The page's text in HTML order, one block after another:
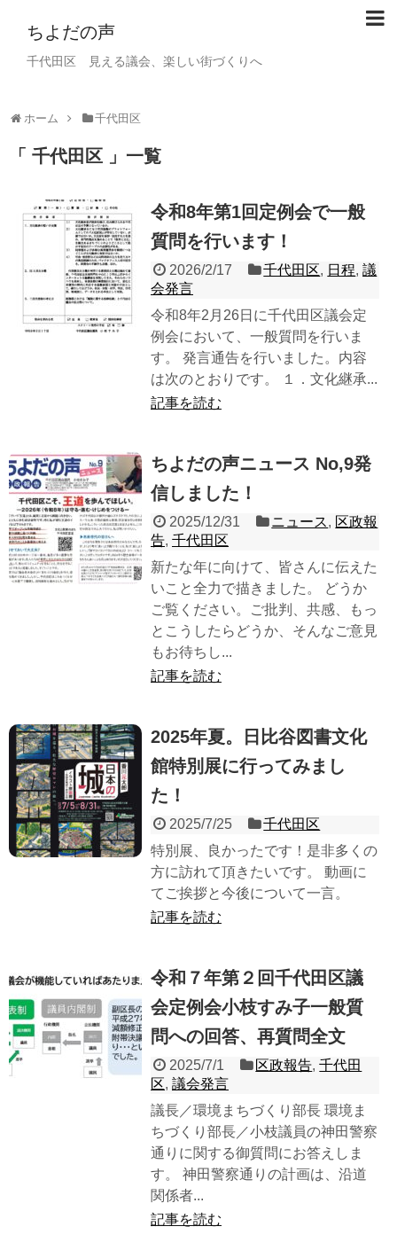
ちよだの声
千代田区 見える議会、楽しい街づくりへ
ホーム 千代田区
千代田区 一覧
令和8年第1回定例会で一般
質問を行います！
2026/2/17 千代田区, 日程,議
会発言
令和8年2月26日に千代田区議会定
例会において、一般質問を行いま
す。 発言通告を行いました。内容
は次のとおりです。 １．文化継承...
記事を読む
ちよだの声ニュース No,9発
信しました！
2025/12/31 ニュース, 区政報
告, 千代田区
新たな年に向けて、皆さんに伝えた
いこと全力で描きました。 どうか
ご覧ください。ご批判、共感、もっ
とこうしたらどうか、そんなご意見
もお待ちし...
記事を読む
2025年夏。日比谷図書文化
館特別展に行ってみまし
た！
2025/7/25
千代田区
特別展、良かったです！是非多くの
方に訪れて頂きたいです。 動画に
てご挨拶と今後について一言。
記事を読む
令和７年第２回千代田区議
会定例会小枝すみ子一般質
問への回答、再質問全文
2025/7/1 区政報告,千代田
区, 議会発言
議長／環境まちづくり部長 環境ま
ちづくり部長／小枝議員の神田警察
通りに関する御質問にお答えしま
す。 神田警察通りの計画は、沿道
関係者...
記事を読む